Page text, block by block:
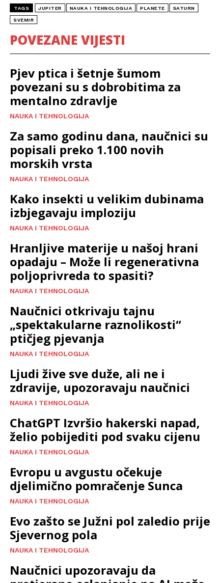
TAGS JUPITER NAUKA I TEHNOLOGIJA PLANETE SATURN
SVEMIR
POVEZANE VIJESTI
Pjev ptica i šetnje šumom
povezani su s dobrobitima za
mentalno zdravlje
NAUKA I TEHNOLOGIJA
Za samo godinu dana, naučnici su
popisali preko 1.100 novih
morskih vrsta
NAUKA I TEHNOLOGIJA
Kako insekti u velikim dubinama
izbjegavaju imploziju
NAUKA I TEHNOLOGIJA
Hranljive materije u našoj hrani
opadaju – Može li regenerativna
poljoprivreda to spasiti?
NAUKA I TEHNOLOGIJA
Naučnici otkrivaju tajnu
„spektakularne raznolikosti“
ptičjeg pjevanja
NAUKA I TEHNOLOGIJA
Ljudi žive sve duže, ali ne i
zdravije, upozoravaju naučnici
NAUKA I TEHNOLOGIJA
ChatGPT Izvršio hakerski napad,
želio pobijediti pod svaku cijenu
NAUKA I TEHNOLOGIJA
Evropu u avgustu očekuje
djelimično pomračenje Sunca
NAUKA I TEHNOLOGIJA
Evo zašto se Južni pol zaledio prije
Sjevernog pola
NAUKA I TEHNOLOGIJA
Naučnici upozoravaju da